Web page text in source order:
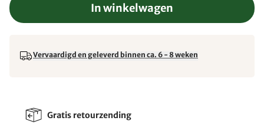
In winkelwagen
Vervaardigd en geleverd binnen ca. 6 - 8 weken
Gratis retourzending